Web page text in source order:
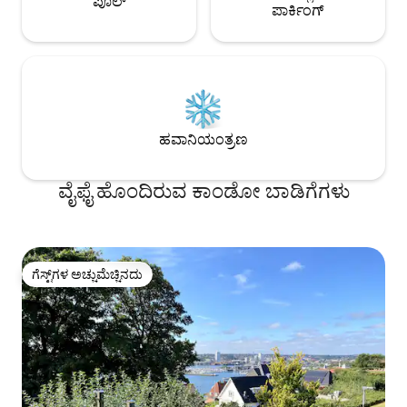
ಪಾರ್ಕಿಂಗ್
ಹವಾನಿಯಂತ್ರಣ
ವೈಫೈ ಹೊಂದಿರುವ ಕಾಂಡೋ ಬಾಡಿಗೆಗಳು
ಗೆಸ್ಟ್‌ಗಳ ಅಚ್ಚುಮೆಚ್ಚಿನದು
ಗೆಸ್ಟ್‌ಗಳ ಅಚ್ಚುಮೆಚ್ಚಿನದು